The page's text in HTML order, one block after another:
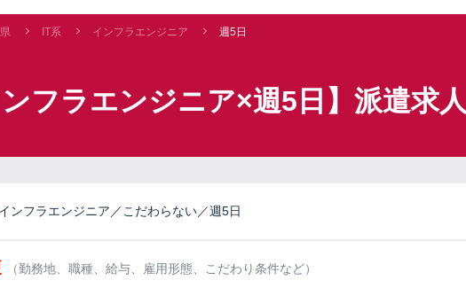
IT系 インフラエンジニア 週5日
ンフラエンジニア×週5日】派遣求人
ンフラエンジニア／こだわらない／週5日
（勤務地、職種、給与、雇用形態、こだわり条件など）